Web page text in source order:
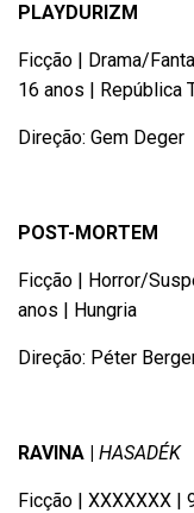
PLAYDURIZM
Ficção | Drama/
16 anos | República
Direção: Gem Deger
POST-MORTEM
Ficção | Horror/
anos | Hungria
Direção: Péter
RAVINA | HASADÉK
Ficção | XXXXXXX |